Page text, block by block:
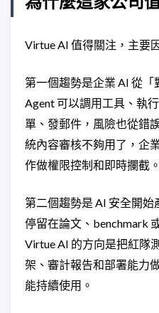
Virtue AI 值得關注，主要
第一個趨勢是企業 AI 從「
Agent 可以調用工具、執
單、發郵件，風險也從錯
統內容審核不夠用了，企
作做權限控制和即時攔截。
第二個趨勢是 AI 安全開
停留在論文、benchmark
Virtue AI 的方向是把紅隊
架、審計報告和部署能力
能持續使用。